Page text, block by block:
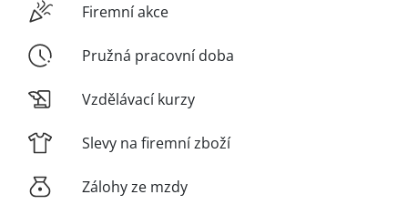
Firemní akce
Pružná pracovní doba
Vzdělávací kurzy
Slevy na firemní zboží
Zálohy ze mzdy